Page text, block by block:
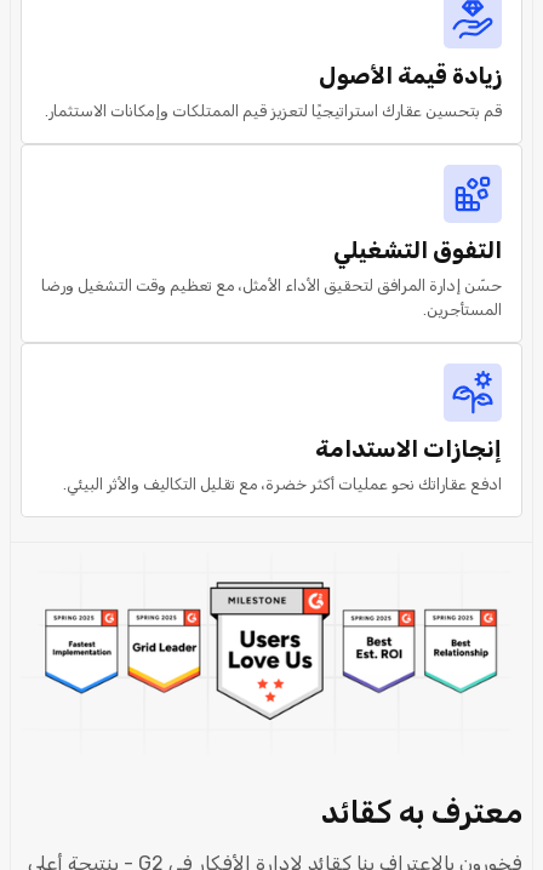
زيادة قيمة الأصول
قم بتحسين عقارك استراتيجيًا لتعزيز قيم الممتلكات وإمكانات الاستثمار.
التفوق التشغيلي
حسّن إدارة المرافق لتحقيق الأداء الأمثل، مع تعظيم وقت التشغيل ورضا
المستأجرين.
إنجازات الاستدامة
ادفع عقاراتك نحو عمليات أكثر خضرة، مع تقليل التكاليف والأثر البيئي.
معترف به كقائد
فخورون بالاعتراف بنا كقائد لإدارة الأفكار في G2 - بنتيجة أعلى